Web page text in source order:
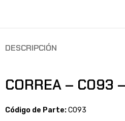
DESCRIPCIÓN
CORREA – C093
Código de Parte:C093